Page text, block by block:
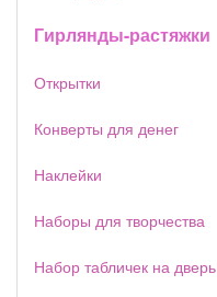
Гирлянды-растяжки
Открытки
Конверты для денег
Наклейки
Наборы для творчества
Набор табличек на дверь